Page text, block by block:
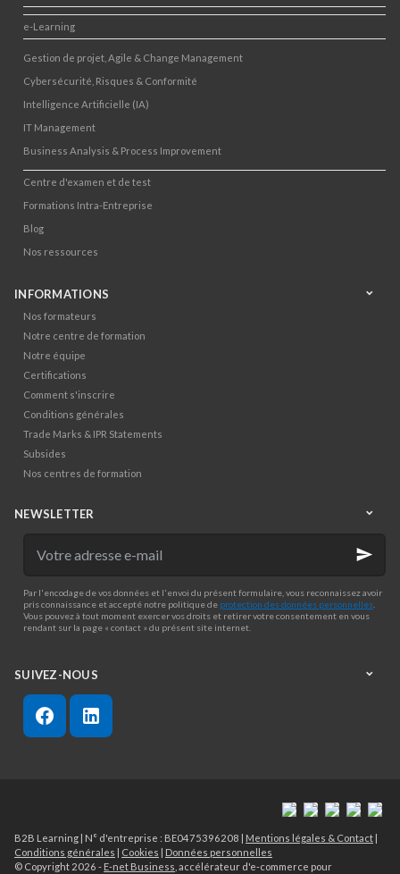
e-Learning
Gestion de projet, Agile & Change Management
Cybersécurité, Risques & Conformité
Intelligence Artificielle (IA)
IT Management
Business Analysis & Process Improvement
Centre d'examen et de test
Formations Intra-Entreprise
Blog
Nos ressources
INFORMATIONS
Nos formateurs
Notre centre de formation
Notre équipe
Certifications
Comment s'inscrire
Conditions générales
Trade Marks & IPR Statements
Subsides
Nos centres de formation
NEWSLETTER
adresse
Par l'encodage de vos données et l'envoi du présent formulaire, vous reconnaissez avoir
pris connaissance et accepté notre politique de protection des données personnelles
Vous pouvez à tout moment exercer vos droits et retirer votre consentement en vous
rendant sur la page « contact » du présent site internet.
SUIVEZ-NOUS
B2B Learning | N° d'entreprise : BE0475396208 | Mentions légales & Contact |
Conditions générales | Cookies | Données personnelles
© Copyright 2026 - E-net Business , accélérateur d'e-commerce pour